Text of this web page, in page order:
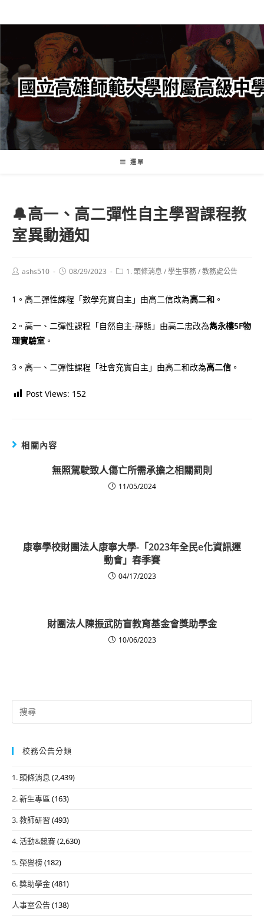
轉
要
內
容
選單
🔔高一、高二彈性自主學習課程教
室異動通知
Postashs510
Post08/29/2023
Post1. 頭條消息 /學生事務/教務處公告
1。高二彈性課程「數學充實自主」由高二信改為高二和 。
2。高一、二彈性課程「自然自主-靜態」由高二忠改為雋永樓5F物
理實驗室 。
3。高一、二彈性課程「社會充實自主」由高二和改為高二信 。
Post Views: 152
相關內容
無照駕駛致人傷亡所需承擔之相關罰則
11/05/2024
康寧學校財團法人康寧大學-「2023年全民e化資訊運
動會」春季賽
04/17/2023
財團法人陳振武防盲教育基金會獎助學金
10/06/2023
Search
for:
校務公告分類
1. 頭條消息 (2,439)
2. 新生專區 (163)
3. 教師研習 (493)
4. 活動&競賽(2,630)
5. 榮譽榜(182)
6. 獎助學金(481)
人事室公告(138)